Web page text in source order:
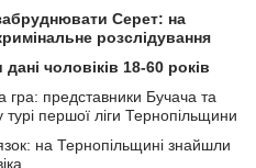
Серет: на
розслідування
чоловіків 18-60 років
гра: представники Бучача та
першої ліги Тернопільщини
на Тернопільщині знайшли